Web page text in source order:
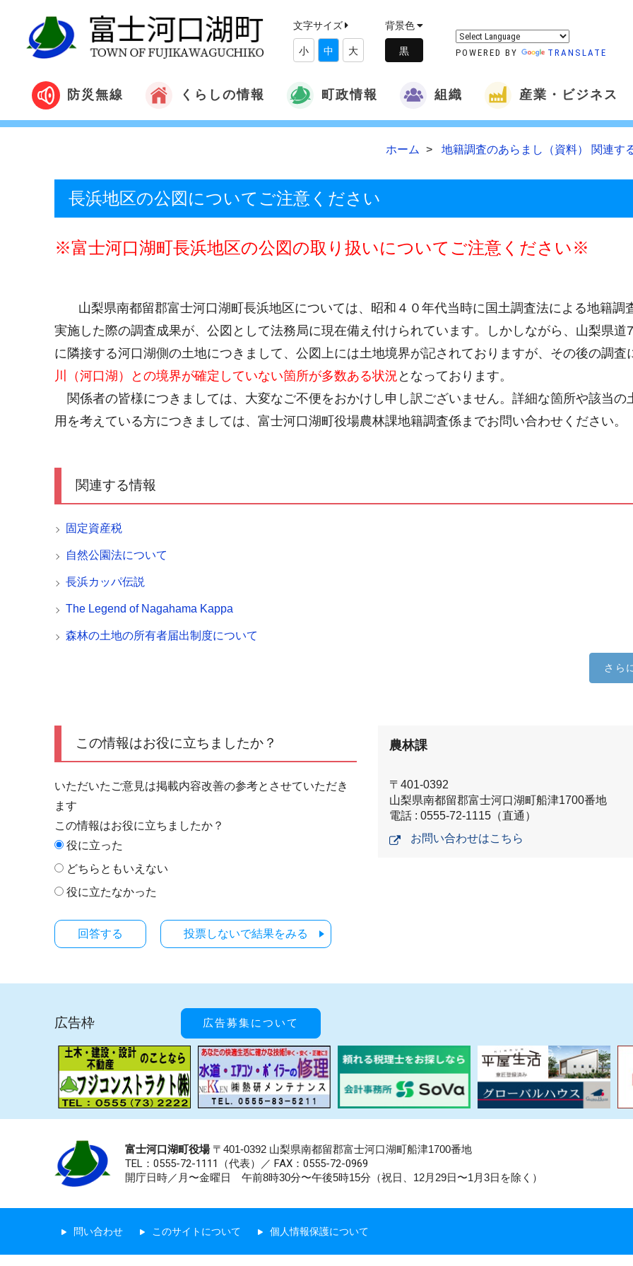
文字サイズ
小 中 大
背景色
POWERED BY TRANSLATE
防災無線 くらしの情報 町政情報 組織 産業・ビジネス
ホーム 地籍調査のあらまし（資料） 関連す
長浜地区の公図についてご注意ください
※富士河口湖町長浜地区の公図の取り扱いについてご注意ください※
山梨県南都留郡富士河口湖町長浜地区については、昭和４０年代当時に国土調査法による地籍調
実施した際の調査成果が、公図として法務局に現在備え付けられています。しかしながら、山梨県道
に隣接する河口湖側の土地につきまして、公図上には土地境界が記されておりますが、その後の調査
川（河口湖）との境界が確定していない箇所が多数ある状況 となっております。
関係者の皆様につきましては、大変なご不便をおかけし申し訳ございません。詳細な箇所や該当の
用を考えている方につきましては、富士河口湖町役場農林課地籍調査係までお問い合わせください。
関連する情報
固定資産税
自然公園法について
長浜カッパ伝説
The Legend of Nagahama Kappa
森林の土地の所有者届出制度について
さら
この情報はお役に立ちましたか？
いただいたご意見は掲載内容改善の参考とさせていただき
ます
この情報はお役に立ちましたか？
役に立った
どちらともいえない
役に立たなかった
投票しないで結果をみる
農林課
〒401-0392
山梨県南都留郡富士河口湖町船津1700番地
電話 : 0555-72-1115（直通）
お問い合わせはこちら
広告枠 広告募集について
富士河口湖町役場〒401-0392 山梨県南都留郡富士河口湖町船津1700番地
TEL：0555-72-1111 （代表）／ FAX：0555-72-0969
開庁日時／月〜金曜日 午前8時30分〜午後5時15分（祝日、12月29日〜1月3日を除く）
問い合わせ このサイトについて 個人情報保護について